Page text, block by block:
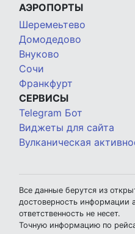
АЭРОПОРТЫ
Шеремеьтево
Домодедово
Внуково
Сочи
Франкфурт
СЕРВИСЫ
Telegram Бот
Виджеты для сайта
Вулканическая
Все данные берутся из
достоверность информации
ответственность не несет.
Точную информацию по